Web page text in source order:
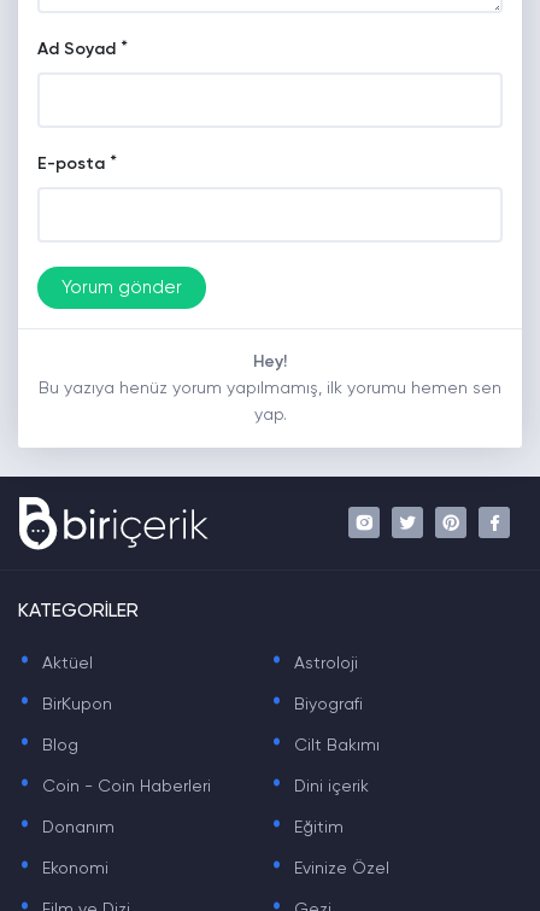
Ad Soyad *
E-posta *
Hey!
Bu yazıya henüz yorum yapılmamış, ilk yorumu hemen sen
yap.
KATEGORİLER
. Aktüel . Astroloji
. BirKupon . Biyografi
. Blog . Cilt Bakımı
. Coin - Coin Haberleri . Dini içerik
. Donanım . Eğitim
. Ekonomi . Evinize Özel
. .